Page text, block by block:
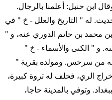
ابن حنبل: أعلمنا بالرجال.
له " التاريخ والعلل - خ " في
محمد بن حاتم الدوري عنه، و "
و " الكنى والأسماء - خ "
من سرخس. ومولده بقرية "
الري، فخلف له ثروة كبيرة،
وتوفي بالمدينة حاجا،